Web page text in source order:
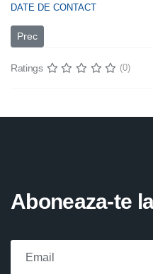
DATE DE CONTACT
Articol precedent: 4.3
Prec
Ratings (0)
Aboneaza-te